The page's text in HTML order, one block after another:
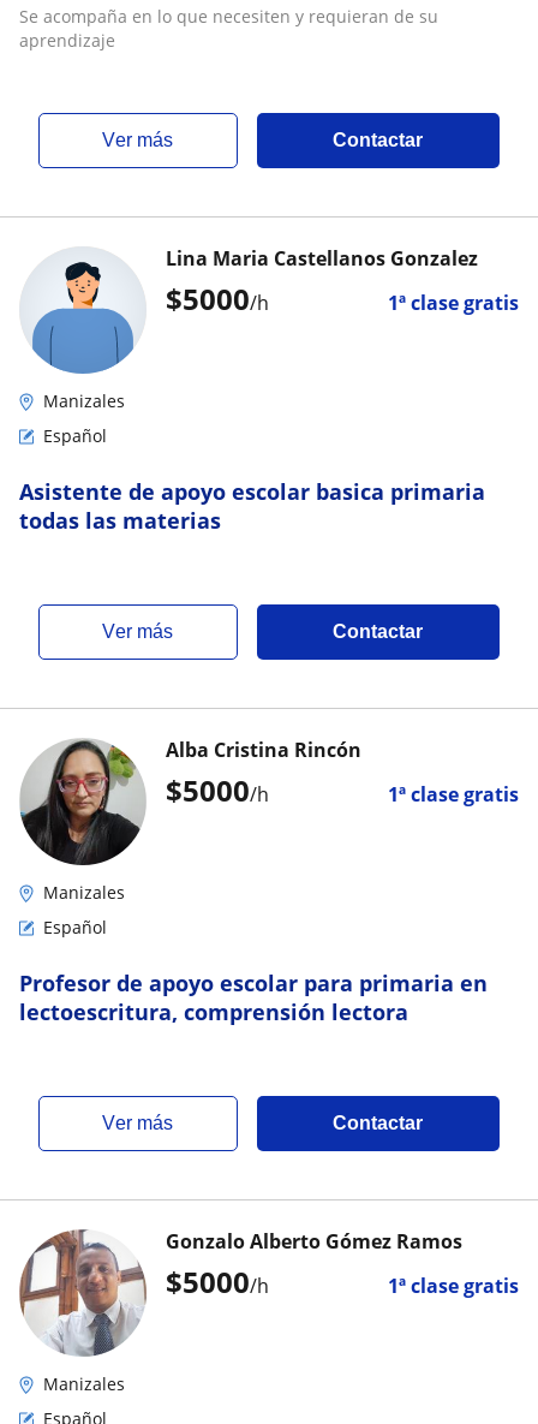
con niños de jardín
Se acompaña en lo que necesiten y requieran de su
aprendizaje
ver más Contactar
$5000/h 1ª clase gratis
Lina Maria Castellanos Gonzalez
Manizales
Español
Asistente de apoyo escolar basica primaria
todas las materias
ver más Contactar
$5000/h 1ª clase gratis
Alba Cristina Rincón
Manizales
Español
Profesor de apoyo escolar para primaria en
lectoescritura, comprensión lectora
ver más Contactar
$5000/h 1ª clase gratis
Gonzalo Alberto Gómez Ramos
Manizales
Español